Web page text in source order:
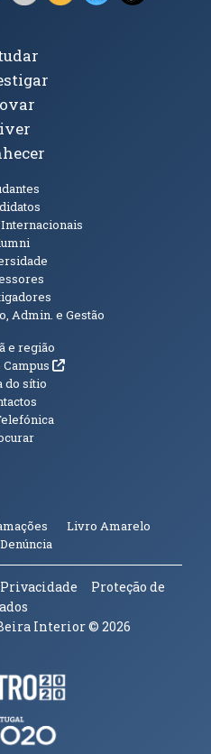
Admin. e Gestão
e região
Campus(abre em nova janela)
do sítio
Livro Amarelo
(abre em nova janela)
Proteção de
Interior© 2026